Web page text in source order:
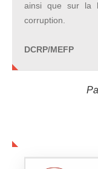
ainsi que sur la
corruption.
DCRP/MEFP